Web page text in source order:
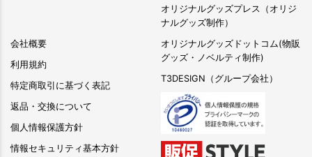
会社概要
利用規約
特定商取引に基づく表記
返品・交換について
個人情報保護方針
情報セキュリティ基本方針
オリジナルグッズプレス（オリジ
ナルグッズ制作）
オリジナルグッズドットコム(物販
グッズ・ノベルティ制作)
T3DESIGN（グループ会社）